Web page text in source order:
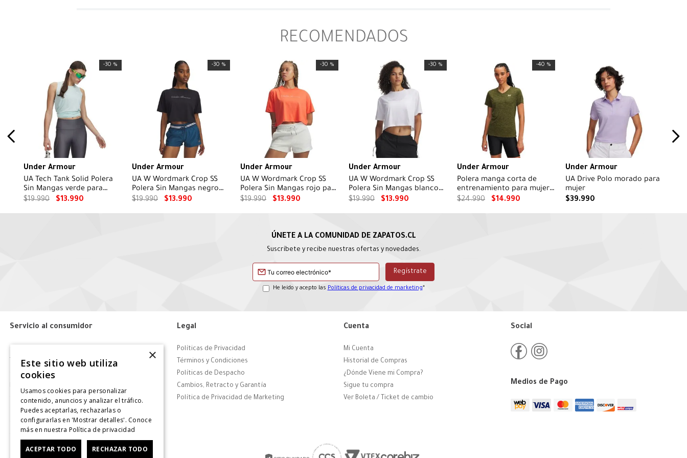
RECOMENDADOS
-30 %
Under Armour
UA Tech Tank Solid Polera
Sin Mangas verde para
mujer
$19.990 $13.990
-30 %
Under Armour
UA W Wordmark Crop SS
Polera Sin Mangas negro
para mujer
$19.990 $13.990
-30 %
Under Armour
UA W Wordmark Crop SS
Polera Sin Mangas rojo para
mujer
$19.990 $13.990
-30 %
Under Armour
UA W Wordmark Crop SS
Polera Sin Mangas blanco
para mujer
$19.990 $13.990
-40 %
Under Armour
Polera manga corta de
entrenamiento para mujer
Tech V-Neck verde
$24.990 $14.990
Under Armour
UA Drive Polo morado para
mujer
$39.990
Suscríbete y recibe nuestras ofertas y novedades.
He leído y acepto las Políticas de privacidad de marketing*
Servicio al consumidor
Tiendas
Contáctanos
Giftcard
Solicitar Factura
CyberDay
Legal
Políticas de Privacidad
Términos y Condiciones
Políticas de Despacho
Cambios, Retracto y Garantía
Política de Privacidad de Marketing
Cuenta
Mi Cuenta
Historial de Compras
¿Dónde Viene mi Compra?
Sigue tu compra
Ver Boleta / Ticket de cambio
Social
Medios de Pago
×
Este sitio web utiliza
cookies
Usamos cookies para personalizar
contenido, anuncios y analizar el tráfico.
Puedes aceptarlas, rechazarlas o
configurarlas en 'Mostrar detalles'. Conoce
más en nuestra Política de privacidad
ACEPTAR TODO RECHAZAR TODO